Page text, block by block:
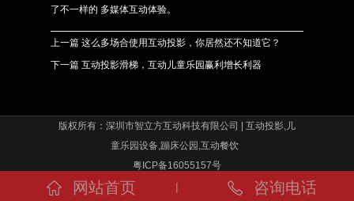
网站首页 | 咨询电话
了不一样的 多媒体互动体验。
上一篇 这么多场合使用互动投影，你居然还不知道它？
下一篇 互动投影滑梯，互动儿童乐园赢利增长利器
版权所有：深圳市智立方互动科技有限公司 | 互动投影,儿
童乐园设备,蹦床公园,互动餐饮
粤ICP备16055157号